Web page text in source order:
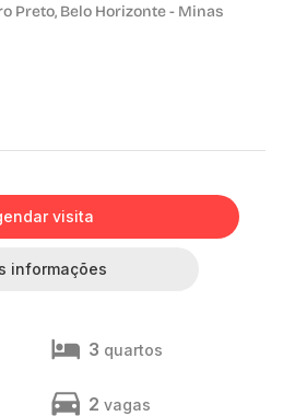
Preto, Belo Horizonte - Minas
visita
informações
3 quartos
2 vagas